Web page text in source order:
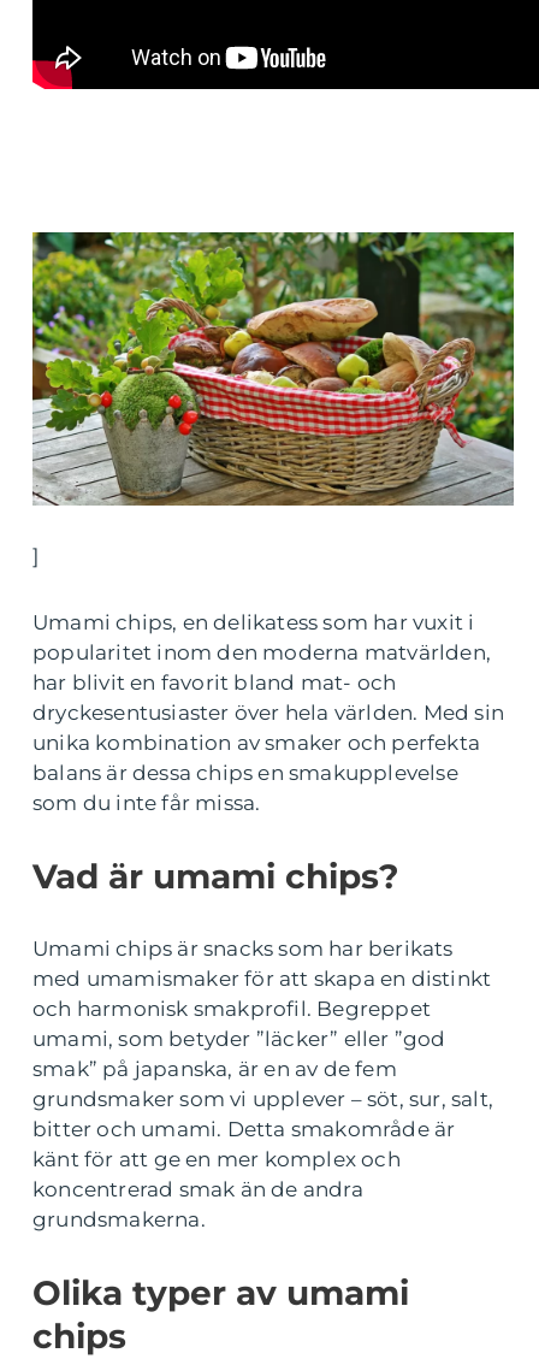
]
Umami chips, en delikatess som har vuxit i
popularitet inom den moderna matvärlden,
har blivit en favorit bland mat- och
dryckesentusiaster över hela världen. Med sin
unika kombination av smaker och perfekta
balans är dessa chips en smakupplevelse
som du inte får missa.
Vad är umami chips?
Umami chips är snacks som har berikats
med umamismaker för att skapa en distinkt
och harmonisk smakprofil. Begreppet
umami, som betyder ”läcker” eller ”god
smak” på japanska, är en av de fem
grundsmaker som vi upplever – söt, sur, salt,
bitter och umami. Detta smakområde är
känt för att ge en mer komplex och
koncentrerad smak än de andra
grundsmakerna.
Olika typer av umami
chips